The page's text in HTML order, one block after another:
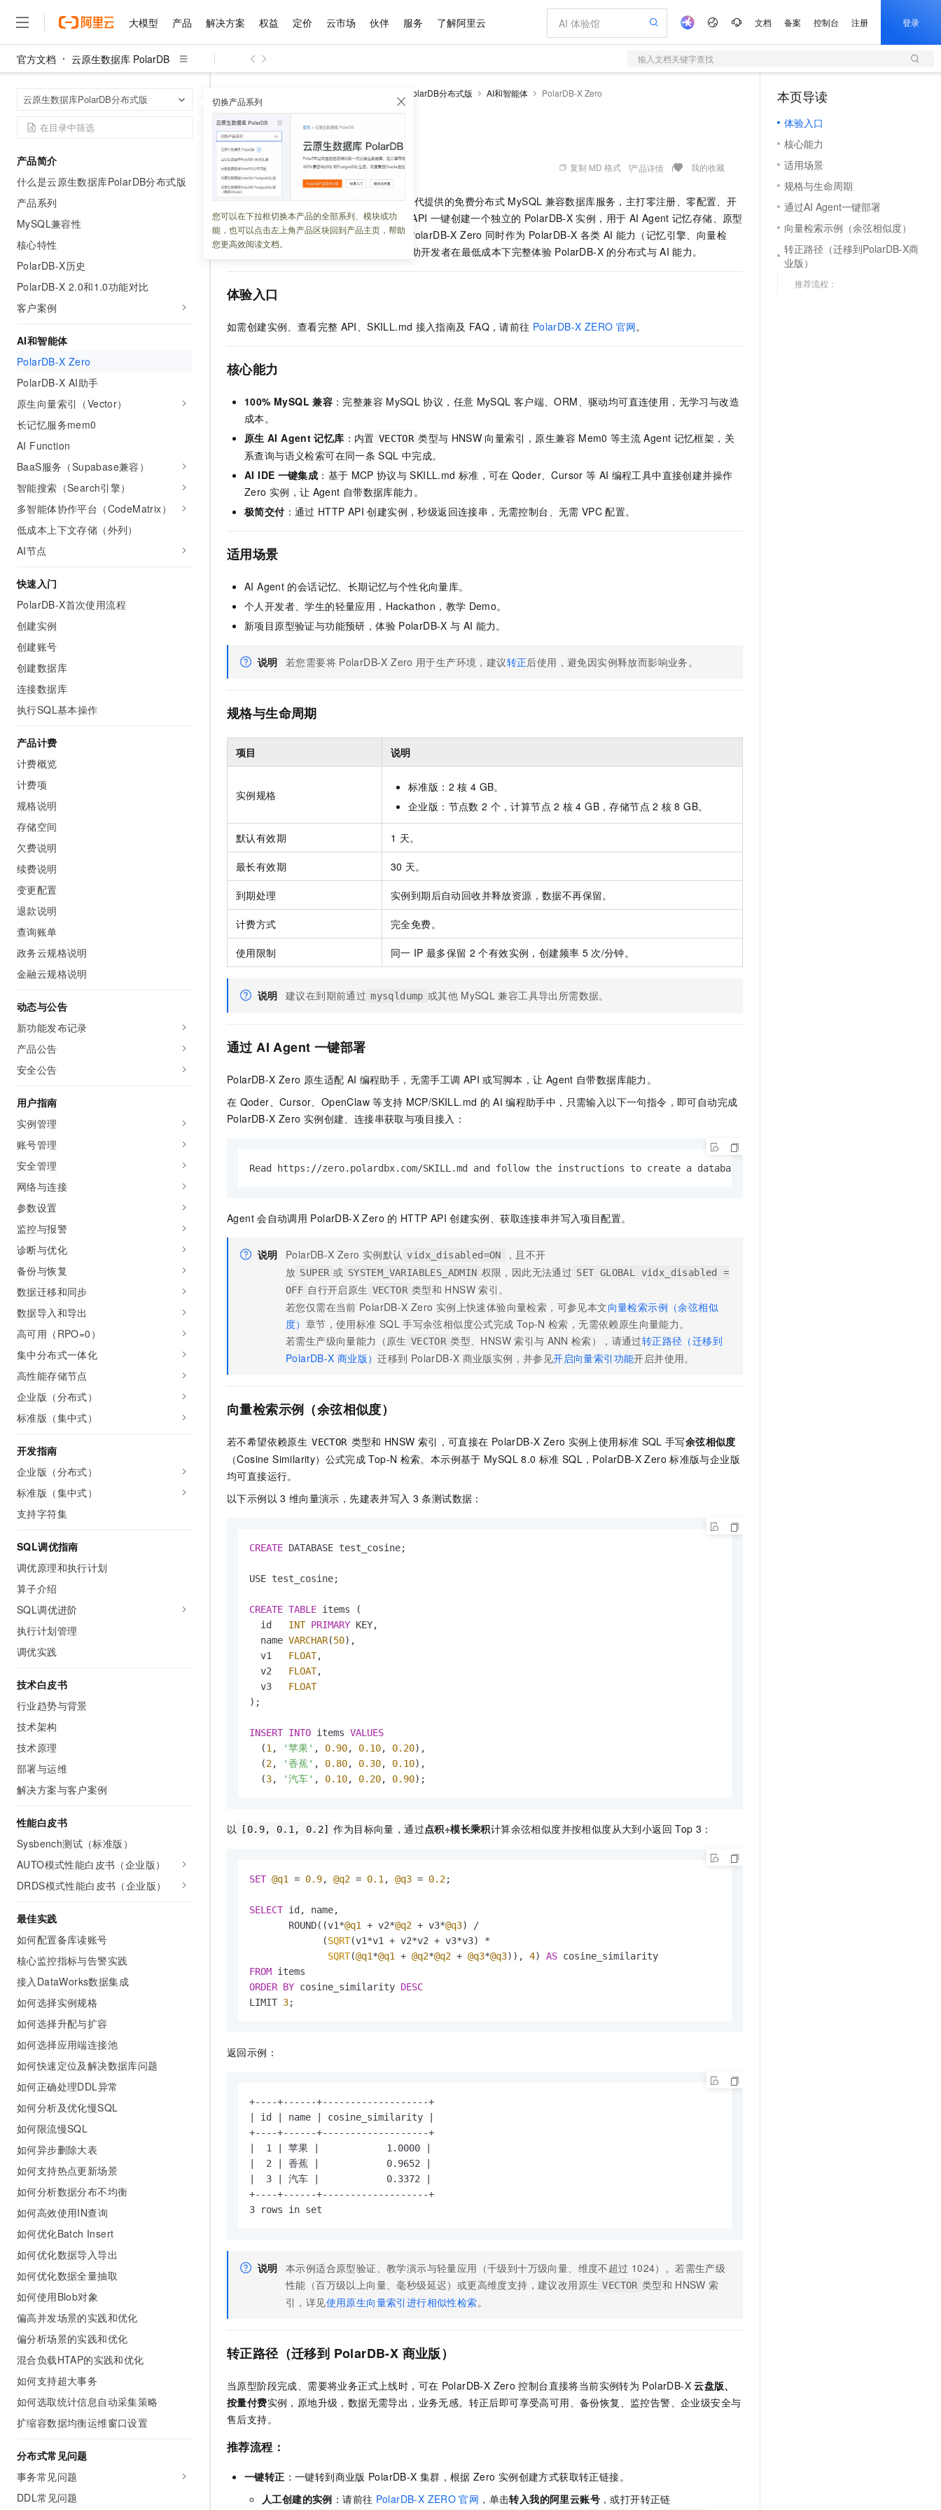
大模型 产品 解决方案 权益 定价 云市场 伙伴 服务 了解阿里云 文档 备案 控制台 注册 登录
官方文档 云原生数据库 PolarDB 输入文档关键字查找
云原生数据库PolarDB分布式版 切换产品系列
您可以在下拉框切换本产品的全部系列、模块或功
能，也可以点击左上角产品区块回到产品主页，帮助
您更高效阅读文档。
产品简介
什么是云原生数据库PolarDB分布式版
产品系列
MySQL兼容性
核心特性
PolarDB-X历史
PolarDB-X 2.0和1.0功能对比
客户案例
AI和智能体
PolarDB-X Zero
PolarDB-X AI助手
原生向量索引（Vector）
长记忆服务mem0
AI Function
BaaS服务（Supabase兼容）
智能搜索（Search引擎）
多智能体协作平台（CodeMatrix）
低成本上下文存储（外列）
AI节点
快速入门
PolarDB-X首次使用流程
创建实例
创建账号
创建数据库
连接数据库
执行SQL基本操作
产品计费
计费概览
计费项
规格说明
存储空间
欠费说明
续费说明
变更配置
退款说明
查询账单
政务云规格说明
金融云规格说明
动态与公告
新功能发布记录
产品公告
安全公告
用户指南
实例管理
账号管理
安全管理
网络与连接
参数设置
监控与报警
诊断与优化
备份与恢复
数据迁移和同步
数据导入和导出
高可用（RPO=0）
集中分布式一体化
高性能存储节点
企业版（分布式）
标准版（集中式）
开发指南
企业版（分布式）
标准版（集中式）
支持字符集
SQL调优指南
调优原理和执行计划
算子介绍
SQL调优进阶
执行计划管理
调优实践
技术白皮书
行业趋势与背景
技术架构
技术原理
部署与运维
解决方案与客户案例
性能白皮书
Sysbench测试（标准版）
AUTO模式性能白皮书（企业版）
DRDS模式性能白皮书（企业版）
最佳实践
如何配置备库读账号
核心监控指标与告警实践
接入DataWorks数据集成
如何选择实例规格
如何选择升配与扩容
如何选择应用端连接池
如何快速定位及解决数据库问题
如何正确处理DDL异常
如何分析及优化慢SQL
如何限流慢SQL
如何异步删除大表
如何支持热点更新场景
如何分析数据分布不均衡
如何高效使用IN查询
如何优化Batch Insert
如何优化数据导入导出
如何优化数据全量抽取
如何使用Blob对象
偏高并发场景的实践和优化
偏分析场景的实践和优化
混合负载HTAP的实践和优化
如何支持超大事务
如何选取统计信息自动采集策略
扩缩容数据均衡运维窗口设置
分布式常见问题
事务常见问题
DDL常见问题
云原生数据库PolarDB分布式版 AI和智能体 PolarDB-X Zero
PolarDB-X Zero
更新时间： 2026-07-09 02:15:35 复制 MD 格式 产品详情 我的收藏
时代提供的免费分布式 MySQL 兼容数据库服务，主打零注册、零配置、开
箱即用。无需账号登录与付费，即可通过
API 一键创建一个独立的 PolarDB-X 实例，用于 AI Agent 记忆存储、原型
验证、轻量应用开发与教学演示等场景。
PolarDB-X Zero 同时作为 PolarDB-X 各类 AI 能力（记忆引擎、向量检
索、AI IDE 集成等）的统一体验入口，帮助开发者在最低成本下完整体验 PolarDB-X 的分布式与 AI 能力。
体验入口
如需创建实例、查看完整 API、SKILL.md 接入指南及 FAQ，请前往 PolarDB-X ZERO 官网。
核心能力
100% MySQL 兼容 ：完整兼容 MySQL 协议，任意 MySQL 客户端、ORM、驱动均可直连使用，无学习与改造
成本。
原生 AI Agent 记忆库 ：内置 VECTOR 类型与 HNSW 向量索引，原生兼容 Mem0 等主流 Agent 记忆框架，关
系查询与语义检索可在同一条 SQL 中完成。
AI IDE 一键集成 ：基于 MCP 协议与 SKILL.md 标准，可在 Qoder、Cursor 等 AI 编程工具中直接创建并操作
Zero 实例，让 Agent 自带数据库能力。
极简交付：通过 HTTP API 创建实例，秒级返回连接串，无需控制台、无需 VPC 配置。
适用场景
AI Agent 的会话记忆、长期记忆与个性化向量库。
个人开发者、学生的轻量应用，Hackathon，教学 Demo。
新项目原型验证与功能预研，体验 PolarDB-X 与 AI 能力。
说明 若您需要将 PolarDB-X Zero 用于生产环境，建议转正后使用，避免因实例释放而影响业务。
规格与生命周期
项目 说明
实例规格
标准版：2 核 4 GB。
企业版：节点数 2 个，计算节点 2 核 4 GB，存储节点 2 核 8 GB。
默认有效期 1 天。
最长有效期 30 天。
到期处理 实例到期后自动回收并释放资源，数据不再保留。
计费方式 完全免费。
使用限制 同一 IP 最多保留 2 个有效实例，创建频率 5 次/分钟。
说明 建议在到期前通过 mysqldump 或其他 MySQL 兼容工具导出所需数据。
通过 AI Agent 一键部署
PolarDB-X Zero 原生适配 AI 编程助手，无需手工调 API 或写脚本，让 Agent 自带数据库能力。
在 Qoder、Cursor、OpenClaw 等支持 MCP/SKILL.md 的 AI 编程助手中，只需输入以下一句指令，即可自动完成
PolarDB-X Zero 实例创建、连接串获取与项目接入：
Read https://zero.polardbx.com/SKILL.md and follow the instructions to create a database using PolarDB-X Zero.
Agent 会自动调用 PolarDB-X Zero 的 HTTP API 创建实例、获取连接串并写入项目配置。
说明 PolarDB-X Zero 实例默认 vidx_disabled=ON
，且不开
放 SUPER 或 SYSTEM_VARIABLES_ADMIN 权限，因此无法通过 SET GLOBAL vidx_disabled =
OFF 自行开启原生 VECTOR 类型和 HNSW 索引。
若您仅需在当前 PolarDB-X Zero 实例上快速体验向量检索，可参见本文向量检索示例（余弦相似
度） 章节，使用标准 SQL 手写余弦相似度公式完成 Top-N 检索，无需依赖原生向量能力。
若需生产级向量能力（原生 VECTOR 类型、HNSW 索引与 ANN 检索），请通过转正路径（迁移到
PolarDB-X 商业版）迁移到 PolarDB-X 商业版实例，并参见开启向量索引功能开启并使用。
向量检索示例（余弦相似度）
若不希望依赖原生 VECTOR 类型和 HNSW 索引，可直接在 PolarDB-X Zero 实例上使用标准 SQL 手写余弦相似度
（Cosine Similarity）公式完成 Top-N 检索。本示例基于 MySQL 8.0 标准 SQL， PolarDB-X Zero 标准版与企业版
均可直接运行。
以下示例以 3 维向量演示，先建表并写入 3 条测试数据：
CREATE DATABASE test_cosine;
USE test_cosine;
CREATE TABLE items (
  id
INT PRIMARY KEY,
  name
VARCHAR(50),
  v1
FLOAT,
  v2
FLOAT,
  v3
FLOAT
);
INSERT INTO items VALUES
  (
1 , '苹果' , 0.90, 0.10, 0.20),
  (
2, '香蕉' , 0.80, 0.30, 0.10),
  (
3, '汽车' , 0.10, 0.20, 0.90);
以 [0.9, 0.1, 0.2] 作为目标向量，通过点积÷模长乘积计算余弦相似度并按相似度从大到小返回 Top 3：
SET @q1 = 0.9, @q2 = 0.1 , @q3 = 0.2;
SELECT id, name,
       ROUND((v1
*@q1 + v2*@q2 + v3*@q3)
/
             (
SQRT(v1*v1 + v2*v2 + v3*v3) *
SQRT(@q1*@q1 + @q2*@q2 + @q3*@q3)), 4) AS
FROM
ORDER BY cosine_similarity DESC
LIMIT 3;
返回示例：
+----+------+-------------------+
| id | name | cosine_similarity |
+----+------+-------------------+
|  1 | 苹果 |            1.0000 |
|  2 | 香蕉 |            0.9652 |
|  3 | 汽车 |            0.3372 |
+----+------+-------------------+
3 rows in set
说明 本示例适合原型验证、教学演示与轻量应用（千级到十万级向量、维度不超过 1024）。若需生产级
性能（百万级以上向量、毫秒级延迟）或更高维度支持，建议改用原生 VECTOR 类型和 HNSW 索
引，详见使用原生向量索引进行相似性检索。
转正路径（迁移到 PolarDB-X 商业版）
当原型阶段完成、需要将业务正式上线时，可在 PolarDB-X Zero 控制台直接将当前实例转为 PolarDB-X 云盘版、
按量付费实例，原地升级，数据无需导出，业务无感。转正后即可享受高可用、备份恢复、监控告警、企业级安全与
售后支持。
推荐流程：
一键转正 ：一键转到商业版 PolarDB-X 集群，根据 Zero 实例创建方式获取转正链接。
人工创建的实例 ：请前往 PolarDB-X ZERO 官网 ，单击转入我的阿里云账号 ，或打开转正链
本页导读
体验入口
核心能力
适用场景
规格与生命周期
通过AI Agent一键部署
向量检索示例（余弦相似度）
转正路径（迁移到PolarDB-X商
业版）
推荐流程：
大模型
大模型服务平台百炼
大模型
文本生成
Qwen3.8-Max HOT
智能体时代全能旗舰模型
Qwen3-VL-Plus
Kimi-K3 NEW
Kimi 最新旗舰模型，长程编程与推理利器
Deepseek-v4-pro
HappyHorse-1.1-T2V
让文字生成流畅细腻的高质量视频
HappyHorse-1.1-I2V
语音识别与合成
Qwen3-TTS-Flash
离线语音合成大模型，多语言方言自适应，低延迟高稳定
Cosyvoice-V3-Flash
大模型服务
千问AI平台-Token Plan NEW
千问AI平台-模型体验
在线体验全尺寸、多种模态的模型效果
Happy 系列大模型
新一代 AI 视频生成模型，深度适配广告营销等场景
大模型服务平台百炼-应用模版
大模型服务平台百炼-智能体
灵活可视化地构建企业级 Agent
人工智能平台 PAI
AI Native 的算法工程平台，一站式完成建模、训练、推理服务部署
Qoder HOT
万有无界
云端极速 AI 应用创作平台
大模型解决方案
快速部署 Dify，高效搭建 AI 应用
依托云原生高可用架构,实现Dify私有化部署
10 分钟在聊天系统中增加一个 AI 助手 即刻拥有 DeepSeek-R1 满血版
产品
精选产品
人工智能与机器学习
容器
存储
网络与CDN
中间件
数据库
媒体服务
企业服务与云通信
域名与网站
终端用户计算
Serverless
开发工具
迁移与运维管理
专有云
精选产品
大模型服务平台百炼
大模型服务与应用平台
千问大模型
多元化、高性能、安全可靠的大模型服务
无影云电脑
随时随地安全接入的云上超级电脑
云解析DNS
面向分析的企业级SaaS模式云数据仓库
域名与网站
对象存储 OSS
人工智能平台 PAI 大模型
一站式AI开发、训练和推理服务
Qoder CN
基于千问大模型等，支持代码智能生成、研发智能问答
全托管，含MySQL、PostgreSQL、SQL Server、MariaDB多引擎
Qoder
面向真实软件的智能体编程平台
云原生数据库 PolarDB
轻量应用服务器
数字证书管理服务（原SSL证书）
实现全站HTTPS，呈现可信的WEB访问
短信服务
大数据开发治理平台 DataWorks
Data Agent 驱动的一站式 Data+AI 开发治理平台
解决方案
精选解决方案
AI
大数据
现代化应用
可观测
上云与迁云
企业出海
政企业务
精选解决方案
睿译宝，AI翻译排版一步到位
上传文档即自动完成翻译和格式还原
GLM-5.2：长任务时代开源旗舰模型
真正可用的 1M 上下文,一次完成代码全链路开发
Hermes Agent，打造自进化智能体
自主进化，持久记忆，越用越聪明
快速拥有专属 OpenClaw
即刻拥有 DeepSeek-V4-Pro
轻松解锁专属 DeepSeek-V4-Pro
5 分钟轻松部署专属 QwenPaw
从聊天伙伴进化为能主动干活的本地数字员工
Claude Code + GStack 打造工程团队
安装技能 GStack，拥有专属 AI 工程团队
一键购买专属联机服务器，轻松开启游戏
高效搭建 AI 智能体与工作流应用
通过阿里云百炼高效搭建AI应用,助力高效开发
低代码高效构建企业门户网站
Agency Agents：拥有专属领域专家
HappyHorse 打造一站式影视创作平台
漫剧工坊：一站式动画创作平台
快速生产连贯的高质量长漫剧
10 分钟搭建微信、支付宝小程序
高效部署网站，快速应用到小程序
权益 普惠上云
普惠上云 官方力荐
云服务器38元/年起，超值低价云产品抢先购
官方推荐返现计划
推荐新用户得奖励，单订单最高返9万
云工开物
高校专属算力普惠，学生认证享300元代金券
免费试用
最高领取价值200元试用点，立即开启云上创新
AI 产品 免费试用
140+云产品 免费试用
大模型ACA认证体验
助力企业全员 AI 认知与能力提升
AI 特惠
智启 AI 普惠权益
阿里云 OPC 创新助力计划
至高百万元 Token 补贴，加速一人公司成长
Token Plan 模型订阅计划 NEW
Qwen3.8-Max 首发尝鲜，限时加量 10 倍，夜间低至2折
千问办公，限时限量积分加倍 NEW
你的AI工作搭子，覆盖日常办公高频场景
Night Plan 支持 Qwen 3.8-Max NEW
AI 场景体验
从图文生成到视频创作，一键激活电商全链路生产力
AI 广告创作
图文、视频一站生成，高效打造优质广告素材
AI 建站
0 代码专业建站，无忧落地极速上线
AI 办公
AI 活动
AI 生产力先锋
先锋实践拓展 AI 生产力的边界
飞天发布时刻
所见，即是所愿
AI 实训营
从基础到进阶，Agent 创客手把手教你
创新加速
上云场景组合购
定价 产品定价
了解云产品的定价详情
云上成本管理
管理和优化成本
价格计算器
自助选配和估算价格
价格优势
推动算力普惠，释放技术红利
配置报价器
阿里云 OPC 创新助力计划
Token 补贴，五大权
益加速 OPC 成功
云市场 精选商城
网站建设
多端小程序
Salesforce 国际版订阅
友盟天域
观测云
Tuya 物联网平台阿里云版
电子合同
Tableau 订阅
AI空中课堂在线直播课堂（旗舰版）
生态解决方案
行业生态解决方案
开发者生态解决方案
AI 开发和 AI 应用解决方案
数据与 API
数据集
身份实名认证
短信
OCR 文字识别
发票查验
天气预报查询
企业应用
OA 办公系统
400电话
广告营销
基础软件
JAVA
全能环境
操作系统
Red Hat
建站小程序
模板小程序
定制小程序
专业服务
公司注册
上云迁移
代维服务
伙伴 成为销售伙伴
分销伙伴
咨询伙伴
销售伙伴合作计划
Salesforce On Alibaba Cloud
Consulting Partner 合作计划
成为产品伙伴
产品生态集成认证中心
产品生态伙伴工作台
产品伙伴合作计划
云网络合作计划
Salesforce On Alibaba Cloud ISV 合作
计划
服务伙伴合作计划
Al MaaS 服务伙伴赋能合作
伙伴信用分合作计划
更多支持
合作伙伴培训与认证
查询合作伙伴
登录合作伙伴管理后台
服务 售前咨询
在线服务
售后服务
自助服务
工单服务
短信专区
企业增值服务
企业支持计划
企业增值服务台
企业成长
服务实践
创新中心
阿里云认证
信息公告
官网公告
健康状态
开发者社区
镜像站
我要反馈
我要建议
了解阿里云 为什么选择阿里云
什么是云计算
技术领先
稳定可靠
安全合规
分析师报告
研究报告与白皮书
AI 算法大赛
云开发大赛
最佳实践
云上春晚
云栖战略参考
云上的中国
看见新力量
金融模力时刻
客户案例
市场活动
魔搭 ModelScope
魔搭 ModelScope
云工开物
加入我们
校园招聘